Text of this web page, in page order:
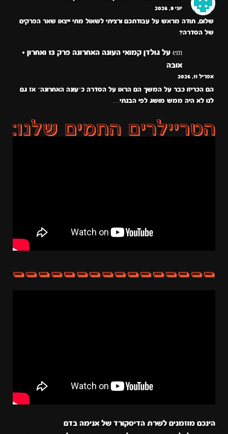
יוני 9, 2026
שלום, תודה מראש על עבודתכם ורציתי לשאול מתי ייצאו שאר הפרקים
של הסדרה?
em על
גולדן קמואי העונה האחרונה פרק 13 ואחרון +
אובה
אפריל 11, 2026
הם הכריזו כבר על המשך הם הראו על הסדרה כ״עונה האחרונה״ אז גם
לנו לא היה ממש מושג לפי הבנתי…
הינכם מוזמנים לשרת הדיסקורד של אנימה בדם